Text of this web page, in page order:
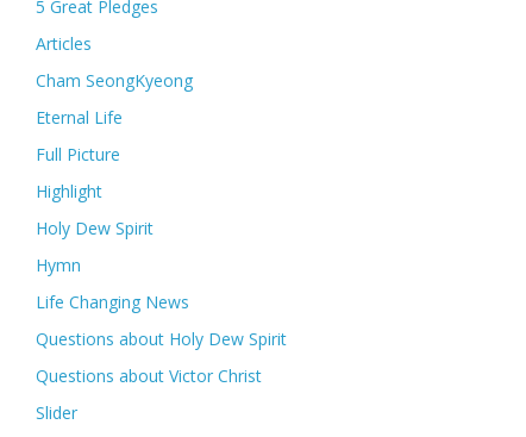
5 Great Pledges
Articles
Cham SeongKyeong
Eternal Life
Full Picture
Highlight
Holy Dew Spirit
Hymn
Life Changing News
Questions about Holy Dew Spirit
Questions about Victor Christ
Slider